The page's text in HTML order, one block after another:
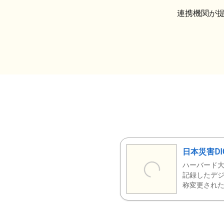
連携機関が
日本災害
ハーバード
記録したデ
称変更された